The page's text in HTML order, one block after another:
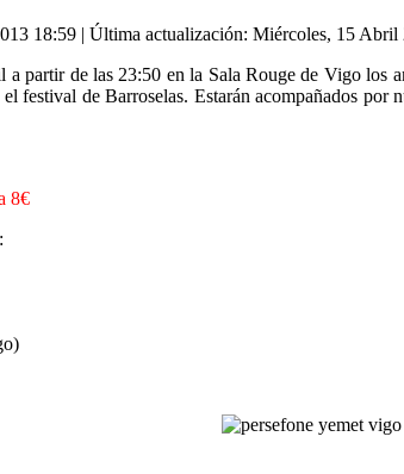
18:59 | Última actualización: Miércoles, 15 Abril
partir de las 23:50 en la Sala Rouge de Vigo los
festival de Barroselas. Estarán acompañados por
8€